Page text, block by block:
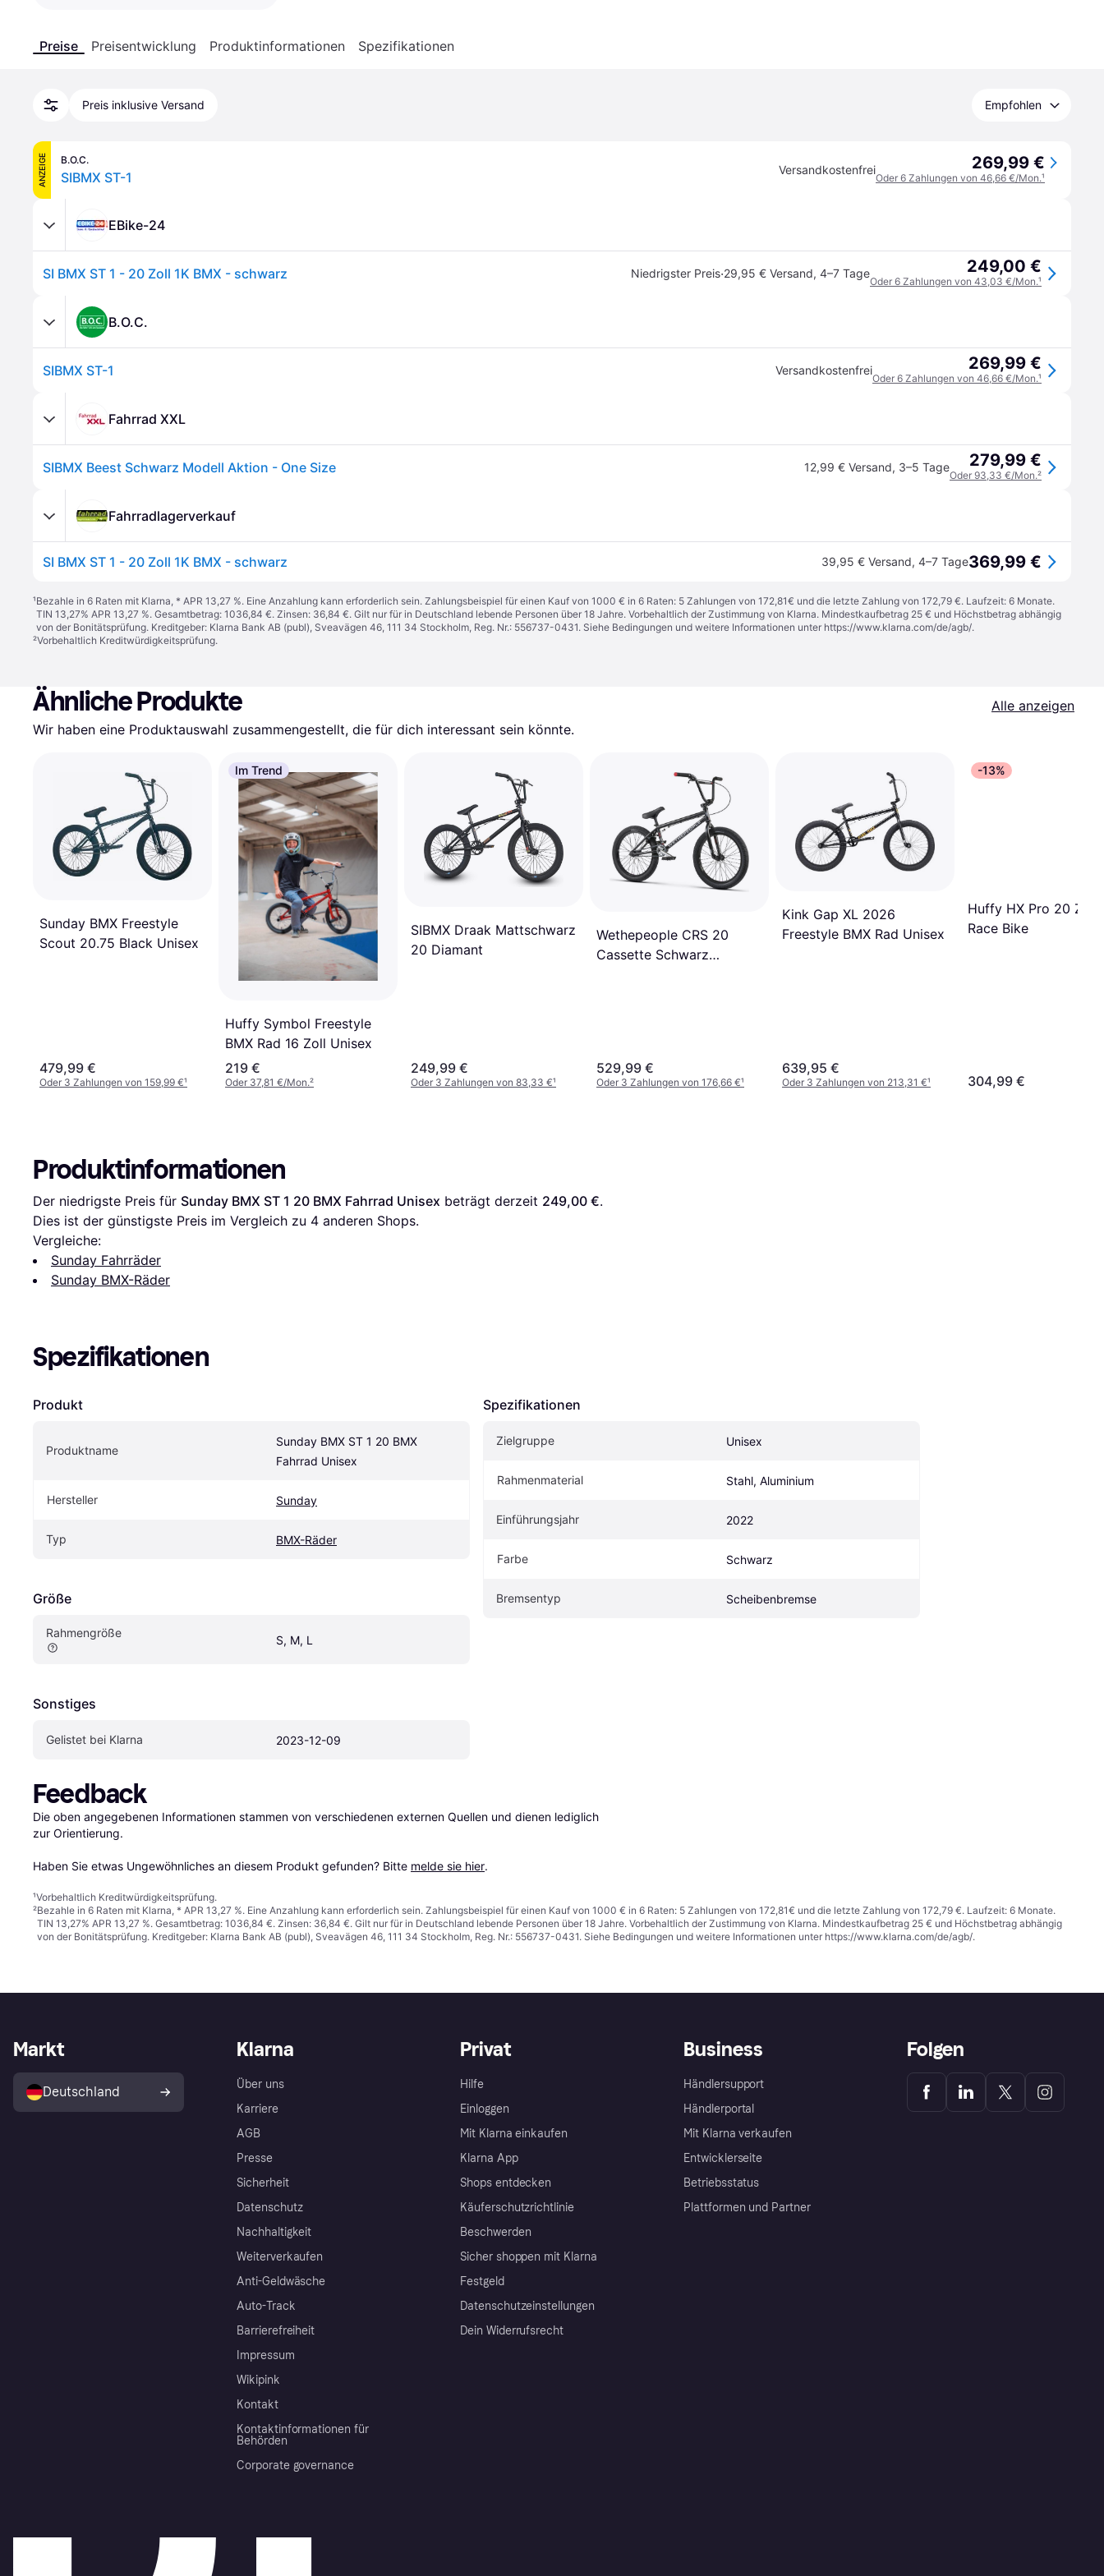
Preise Preisentwicklung Produktinformationen Spezifikationen
Preis inklusive Versand Empfohlen
ANZEIGE B.O.C.
SIBMX ST-1 Versandkostenfrei 269,99 €
Oder 6 Zahlungen von 46,66 €/Mon.¹
EBike-24
SI BMX ST 1 - 20 Zoll 1K BMX - schwarz Niedrigster Preis·29,95 € Versand, 4–7 Tage 249,00 €
Oder 6 Zahlungen von 43,03 €/Mon.¹
B.O.C.
SIBMX ST-1 Versandkostenfrei 269,99 €
Oder 6 Zahlungen von 46,66 €/Mon.¹
Fahrrad XXL
SIBMX Beest Schwarz Modell Aktion - One Size 12,99 € Versand, 3–5 Tage 279,99 €
Oder 93,33 €/Mon.²
Fahrradlagerverkauf
SI BMX ST 1 - 20 Zoll 1K BMX - schwarz 39,95 € Versand, 4–7 Tage369,99 €
¹Bezahle in 6 Raten mit Klarna, * APR 13,27 %. Eine Anzahlung kann erforderlich sein. Zahlungsbeispiel für einen Kauf von 1000 € in 6 Raten: 5 Zahlungen von 172,81€ und die letzte Zahlung von 172,79 €. Laufzeit: 6 Monate.
TIN 13,27% APR 13,27 %. Gesamtbetrag: 1036,84 €. Zinsen: 36,84 €. Gilt nur für in Deutschland lebende Personen über 18 Jahre. Vorbehaltlich der Zustimmung von Klarna. Mindestkaufbetrag 25 € und Höchstbetrag abhängig
von der Bonitätsprüfung. Kreditgeber: Klarna Bank AB (publ), Sveavägen 46, 111 34 Stockholm, Reg. Nr.: 556737-0431. Siehe Bedingungen und weitere Informationen unter https://www.klarna.com/de/agb/.
²Vorbehaltlich Kreditwürdigkeitsprüfung.
Ähnliche Produkte
Alle anzeigen
Wir haben eine Produktauswahl zusammengestellt, die für dich interessant sein könnte.
Sunday BMX Freestyle
Scout 20.75 Black Unisex
479,99 €
Oder 3 Zahlungen von 159,99 €¹
Im Trend
Huffy Symbol Freestyle
BMX Rad 16 Zoll Unisex
219 €
Oder 37,81 €/Mon.²
SIBMX Draak Mattschwarz
20 Diamant
249,99 €
Oder 3 Zahlungen von 83,33 €¹
Wethepeople CRS 20
Cassette Schwarz
529,99 €
Oder 3 Zahlungen von 176,66 €¹
Kink Gap XL 2026
Freestyle BMX Rad Unisex
639,95 €
Oder 3 Zahlungen von 213,31 €¹
-13%
Huffy HX Pro 20 Zoll
Race Bike
304,99 €
Produktinformationen
Der niedrigste Preis für Sunday BMX ST 1 20 BMX Fahrrad Unisex beträgt derzeit 249,00 €.
Dies ist der günstigste Preis im Vergleich zu 4 anderen Shops.
Vergleiche:
Sunday Fahrräder
Sunday BMX-Räder
Spezifikationen
Produkt
Produktname
Sunday BMX ST 1 20 BMX
Fahrrad Unisex
Hersteller Sunday
Typ BMX-Räder
Größe
Rahmengröße
S, M, L
Sonstiges
Gelistet bei Klarna 2023-12-09
Spezifikationen
Zielgruppe Unisex
Rahmenmaterial Stahl, Aluminium
Einführungsjahr 2022
Farbe Schwarz
Bremsentyp Scheibenbremse
Feedback
Die oben angegebenen Informationen stammen von verschiedenen externen Quellen und dienen lediglich
zur Orientierung.
Haben Sie etwas Ungewöhnliches an diesem Produkt gefunden? Bitte melde sie hier.
¹Vorbehaltlich Kreditwürdigkeitsprüfung.
²Bezahle in 6 Raten mit Klarna, * APR 13,27 %. Eine Anzahlung kann erforderlich sein. Zahlungsbeispiel für einen Kauf von 1000 € in 6 Raten: 5 Zahlungen von 172,81€ und die letzte Zahlung von 172,79 €. Laufzeit: 6 Monate.
TIN 13,27% APR 13,27 %. Gesamtbetrag: 1036,84 €. Zinsen: 36,84 €. Gilt nur für in Deutschland lebende Personen über 18 Jahre. Vorbehaltlich der Zustimmung von Klarna. Mindestkaufbetrag 25 € und Höchstbetrag abhängig
von der Bonitätsprüfung. Kreditgeber: Klarna Bank AB (publ), Sveavägen 46, 111 34 Stockholm, Reg. Nr.: 556737-0431. Siehe Bedingungen und weitere Informationen unter https://www.klarna.com/de/agb/.
Klarna
Über uns
Karriere
AGB
Presse
Sicherheit
Datenschutz
Nachhaltigkeit
Weiterverkaufen
Anti-Geldwäsche
Auto-Track
Barrierefreiheit
Impressum
Wikipink
Kontakt
Kontaktinformationen für
Behörden
Corporate governance
Privat
Hilfe
Einloggen
Mit Klarna einkaufen
Klarna App
Shops entdecken
Käuferschutzrichtlinie
Beschwerden
Sicher shoppen mit Klarna
Festgeld
Datenschutzeinstellungen
Dein Widerrufsrecht
Business
Händlersupport
Händlerportal
Mit Klarna verkaufen
Entwicklerseite
Betriebsstatus
Plattformen und Partner
Markt
Deutschland
Folgen